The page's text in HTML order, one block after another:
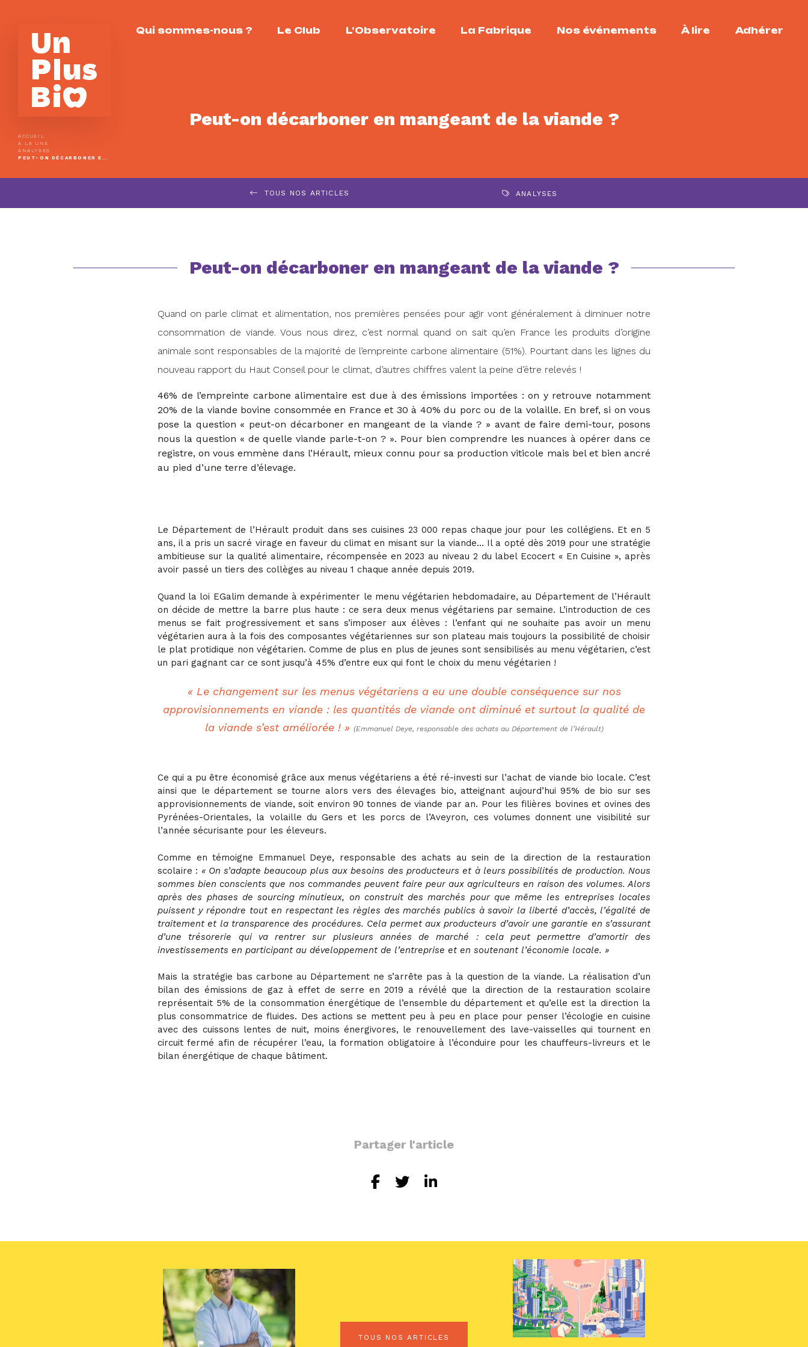
Qui sommes-nous ? Le Club L’Observatoire La Fabrique Nos événements À lire Adhérer
ACCUEIL
À LA UNE
ANALYSES
PEUT-ON DÉCARBONER EN MANGEANT DE LA VIANDE ?
Peut-on décarboner en mangeant de la viande ?
TOUS NOS ARTICLES ANALYSES
Peut-on décarboner en mangeant de la viande ?
Quand on parle climat et alimentation, nos premières pensées pour agir vont généralement à diminuer notre
consommation de viande. Vous nous direz, c’est normal quand on sait qu’en France les produits d’origine
animale sont responsables de la majorité de l’empreinte carbone alimentaire (51%). Pourtant dans les lignes du
nouveau rapport du Haut Conseil pour le climat, d’autres chiffres valent la peine d’être relevés !
46% de l’empreinte carbone alimentaire est due à des émissions importées : on y retrouve notamment
20% de la viande bovine consommée en France et 30 à 40% du porc ou de la volaille. En bref, si on vous
pose la question « peut-on décarboner en mangeant de la viande ? » avant de faire demi-tour, posons
nous la question « de quelle viande parle-t-on ? ». Pour bien comprendre les nuances à opérer dans ce
registre, on vous emmène dans l’Hérault, mieux connu pour sa production viticole mais bel et bien ancré
au pied d’une terre d’élevage.
Le Département de l’Hérault produit dans ses cuisines 23 000 repas chaque jour pour les collégiens. Et en 5
ans, il a pris un sacré virage en faveur du climat en misant sur la viande… Il a opté dès 2019 pour une stratégie
ambitieuse sur la qualité alimentaire, récompensée en 2023 au niveau 2 du label Ecocert « En Cuisine », après
avoir passé un tiers des collèges au niveau 1 chaque année depuis 2019.
Quand la loi EGalim demande à expérimenter le menu végétarien hebdomadaire, au Département de l’Hérault
on décide de mettre la barre plus haute : ce sera deux menus végétariens par semaine. L’introduction de ces
menus se fait progressivement et sans s’imposer aux élèves : l’enfant qui ne souhaite pas avoir un menu
végétarien aura à la fois des composantes végétariennes sur son plateau mais toujours la possibilité de choisir
le plat protidique non végétarien. Comme de plus en plus de jeunes sont sensibilisés au menu végétarien, c’est
un pari gagnant car ce sont jusqu’à 45% d’entre eux qui font le choix du menu végétarien !
« Le changement sur les menus végétariens a eu une double conséquence sur nos
approvisionnements en viande : les quantités de viande ont diminué et surtout la qualité de
la viande s’est améliorée ! » (Emmanuel Deye, responsable des achats au Département de l’Hérault)
Ce qui a pu être économisé grâce aux menus végétariens a été ré-investi sur l’achat de viande bio locale. C’est
ainsi que le département se tourne alors vers des élevages bio, atteignant aujourd’hui 95% de bio sur ses
approvisionnements de viande, soit environ 90 tonnes de viande par an. Pour les filières bovines et ovines des
Pyrénées-Orientales, la volaille du Gers et les porcs de l’Aveyron, ces volumes donnent une visibilité sur
l’année sécurisante pour les éleveurs.
Comme en témoigne Emmanuel Deye, responsable des achats au sein de la direction de la restauration
scolaire : « On s’adapte beaucoup plus aux besoins des producteurs et à leurs possibilités de production. Nous
sommes bien conscients que nos commandes peuvent faire peur aux agriculteurs en raison des volumes. Alors
après des phases de sourcing minutieux, on construit des marchés pour que même les entreprises locales
puissent y répondre tout en respectant les règles des marchés publics à savoir la liberté d’accès, l’égalité de
traitement et la transparence des procédures. Cela permet aux producteurs d’avoir une garantie en s’assurant
d’une trésorerie qui va rentrer sur plusieurs années de marché : cela peut permettre d’amortir des
investissements en participant au développement de l’entreprise et en soutenant l’économie locale. »
Mais la stratégie bas carbone au Département ne s’arrête pas à la question de la viande. La réalisation d’un
bilan des émissions de gaz à effet de serre en 2019 a révélé que la direction de la restauration scolaire
représentait 5% de la consommation énergétique de l’ensemble du département et qu’elle est la direction la
plus consommatrice de fluides. Des actions se mettent peu à peu en place pour penser l’écologie en cuisine
avec des cuissons lentes de nuit, moins énergivores, le renouvellement des lave-vaisselles qui tournent en
circuit fermé afin de récupérer l’eau, la formation obligatoire à l’éconduire pour les chauffeurs-livreurs et le
bilan énergétique de chaque bâtiment.
Partager l'article
TOUS NOS ARTICLES